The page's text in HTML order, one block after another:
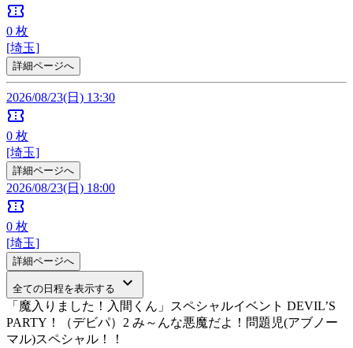
confirmation_number
0 枚
[埼玉]
詳細ページへ
2026/08/23(日) 13:30
confirmation_number
0 枚
[埼玉]
詳細ページへ
2026/08/23(日) 18:00
confirmation_number
0 枚
[埼玉]
詳細ページへ
全ての日程を表示する keyboard_arrow_down
「魔入りました！入間くん」スペシャルイベント DEVIL’S
PARTY！（デビパ）2 み～んな悪魔だよ！問題児(アブノー
マル)スペシャル！！